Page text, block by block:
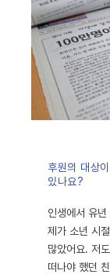
후원의 대상
있나요?
인생에서 유
제가 소년 시
많았어요. 저
떠나야 했던